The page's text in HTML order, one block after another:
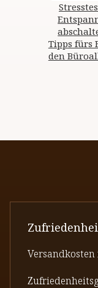
Tipps fürs
den
Versandkosten